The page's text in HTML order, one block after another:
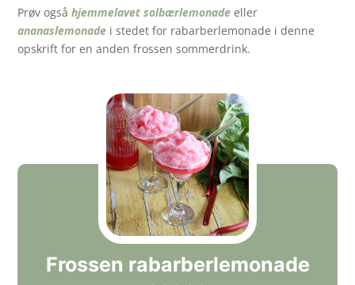
Prøv ogsåhjemmelavet solbærlemonadeeller
ananaslemonade i stedet for rabarberlemonade i denne
opskrift for en anden frossen sommerdrink.
Frossen rabarberlemonade